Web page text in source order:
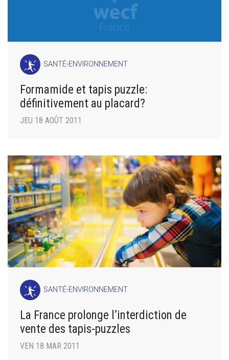
SANTÉ-ENVIRONNEMENT
Formamide et tapis puzzle:
définitivement au placard?
JEU 18 AOÛT 2011
SANTÉ-ENVIRONNEMENT
La France prolonge l’interdiction de
vente des tapis-puzzles
VEN 18 MAR 2011